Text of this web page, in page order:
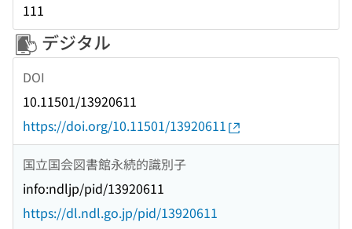
111
デジタル
DOI
10.11501/13920611
https://doi.org/10.11501/13920611
国立国会図書館永続的識別子
info:ndljp/pid/13920611
https://dl.ndl.go.jp/pid/13920611